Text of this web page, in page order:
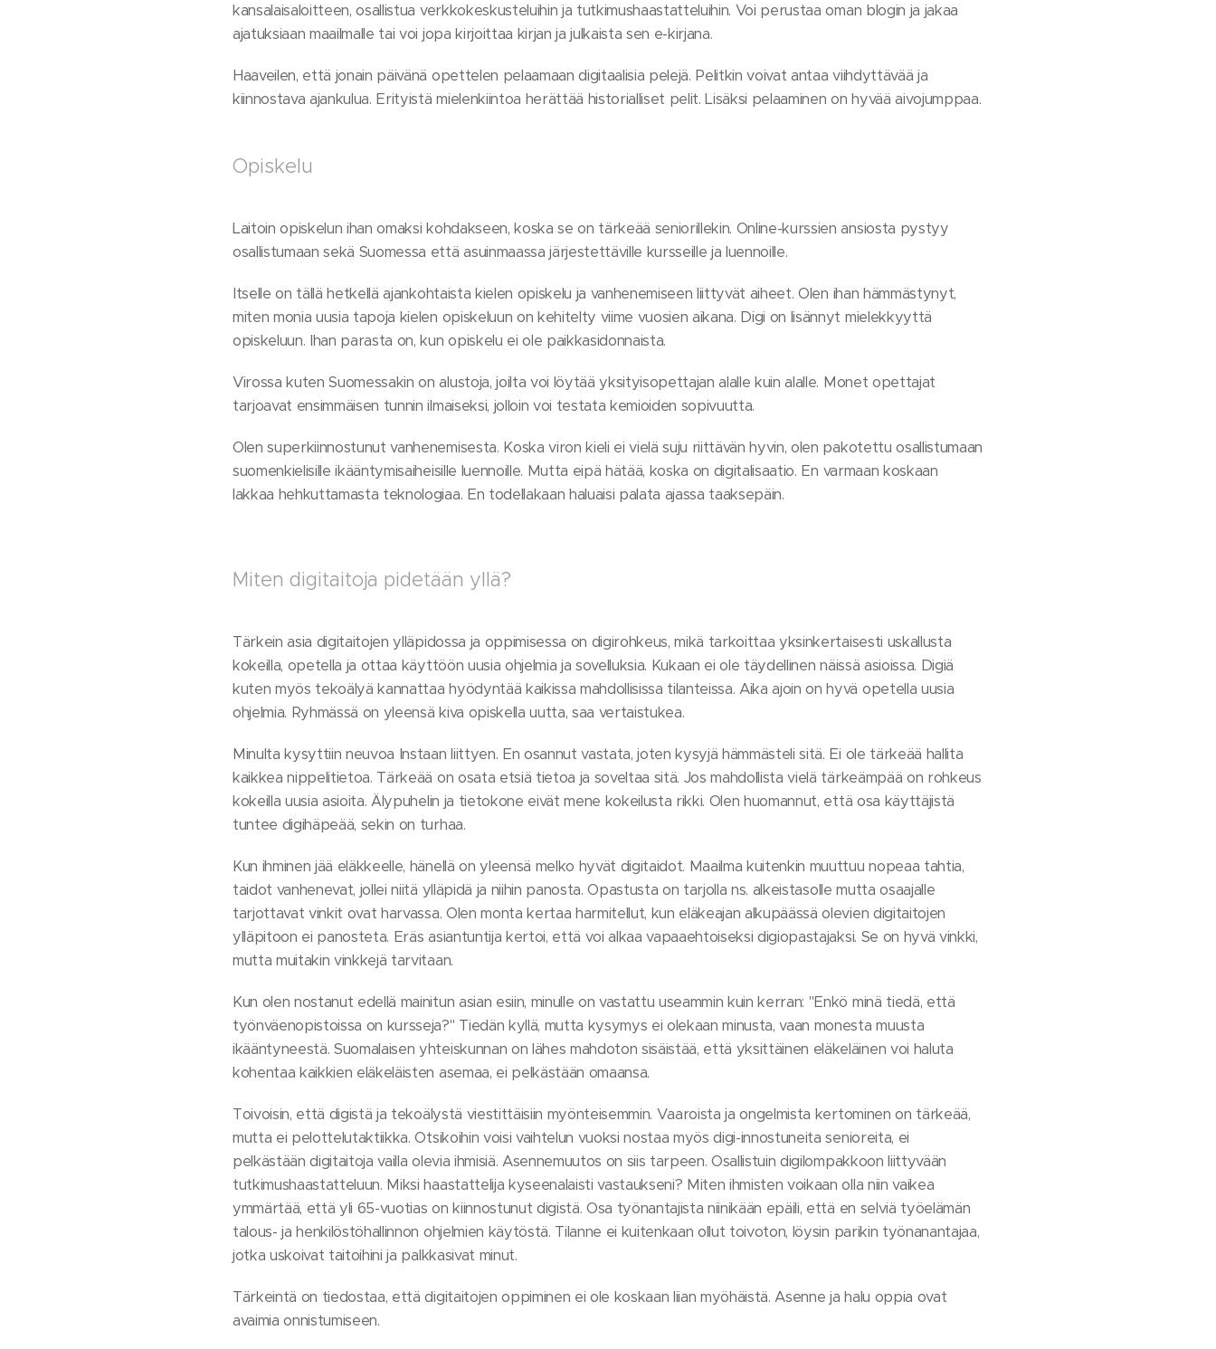
kansalaisaloitteen, osallistua verkkokeskusteluihin ja tutkimushaastatteluihin. Voi perustaa oman blogin ja jakaa
ajatuksiaan maailmalle tai voi jopa kirjoittaa kirjan ja julkaista sen e-kirjana.
Haaveilen, että jonain päivänä opettelen pelaamaan digitaalisia pelejä. Pelitkin voivat antaa viihdyttävää ja
kiinnostava ajankulua. Erityistä mielenkiintoa herättää historialliset pelit. Lisäksi pelaaminen on hyvää aivojumppaa.
Opiskelu
Laitoin opiskelun ihan omaksi kohdakseen, koska se on tärkeää seniorillekin. Online-kurssien ansiosta pystyy
osallistumaan sekä Suomessa että asuinmaassa järjestettäville kursseille ja luennoille.
Itselle on tällä hetkellä ajankohtaista kielen opiskelu ja vanhenemiseen liittyvät aiheet. Olen ihan hämmästynyt,
miten monia uusia tapoja kielen opiskeluun on kehitelty viime vuosien aikana. Digi on lisännyt mielekkyyttä
opiskeluun. Ihan parasta on, kun opiskelu ei ole paikkasidonnaista.
Virossa kuten Suomessakin on alustoja, joilta voi löytää yksityisopettajan alalle kuin alalle. Monet opettajat
tarjoavat ensimmäisen tunnin ilmaiseksi, jolloin voi testata kemioiden sopivuutta.
Olen superkiinnostunut vanhenemisesta. Koska viron kieli ei vielä suju riittävän hyvin, olen pakotettu osallistumaan
suomenkielisille ikääntymisaiheisille luennoille. Mutta eipä hätää, koska on digitalisaatio. En varmaan koskaan
lakkaa hehkuttamasta teknologiaa. En todellakaan haluaisi palata ajassa taaksepäin.
Miten digitaitoja pidetään yllä?
Tärkein asia digitaitojen ylläpidossa ja oppimisessa on digirohkeus, mikä tarkoittaa yksinkertaisesti uskallusta
kokeilla, opetella ja ottaa käyttöön uusia ohjelmia ja sovelluksia. Kukaan ei ole täydellinen näissä asioissa. Digiä
kuten myös tekoälyä kannattaa hyödyntää kaikissa mahdollisissa tilanteissa. Aika ajoin on hyvä opetella uusia
ohjelmia. Ryhmässä on yleensä kiva opiskella uutta, saa vertaistukea.
Minulta kysyttiin neuvoa Instaan liittyen. En osannut vastata, joten kysyjä hämmästeli sitä. Ei ole tärkeää hallita
kaikkea nippelitietoa. Tärkeää on osata etsiä tietoa ja soveltaa sitä. Jos mahdollista vielä tärkeämpää on rohkeus
kokeilla uusia asioita. Älypuhelin ja tietokone eivät mene kokeilusta rikki. Olen huomannut, että osa käyttäjistä
tuntee digihäpeää, sekin on turhaa.
Kun ihminen jää eläkkeelle, hänellä on yleensä melko hyvät digitaidot. Maailma kuitenkin muuttuu nopeaa tahtia,
taidot vanhenevat, jollei niitä ylläpidä ja niihin panosta. Opastusta on tarjolla ns. alkeistasolle mutta osaajalle
tarjottavat vinkit ovat harvassa. Olen monta kertaa harmitellut, kun eläkeajan alkupäässä olevien digitaitojen
ylläpitoon ei panosteta. Eräs asiantuntija kertoi, että voi alkaa vapaaehtoiseksi digiopastajaksi. Se on hyvä vinkki,
mutta muitakin vinkkejä tarvitaan.
Kun olen nostanut edellä mainitun asian esiin, minulle on vastattu useammin kuin kerran: "Enkö minä tiedä, että
työnväenopistoissa on kursseja?" Tiedän kyllä, mutta kysymys ei olekaan minusta, vaan monesta muusta
ikääntyneestä. Suomalaisen yhteiskunnan on lähes mahdoton sisäistää, että yksittäinen eläkeläinen voi haluta
kohentaa kaikkien eläkeläisten asemaa, ei pelkästään omaansa.
Toivoisin, että digistä ja tekoälystä viestittäisiin myönteisemmin. Vaaroista ja ongelmista kertominen on tärkeää,
mutta ei pelottelutaktiikka. Otsikoihin voisi vaihtelun vuoksi nostaa myös digi-innostuneita senioreita, ei
pelkästään digitaitoja vailla olevia ihmisiä. Asennemuutos on siis tarpeen. Osallistuin digilompakkoon liittyvään
tutkimushaastatteluun. Miksi haastattelija kyseenalaisti vastaukseni? Miten ihmisten voikaan olla niin vaikea
ymmärtää, että yli 65-vuotias on kiinnostunut digistä. Osa työnantajista niinikään epäili, että en selviä työelämän
talous- ja henkilöstöhallinnon ohjelmien käytöstä. Tilanne ei kuitenkaan ollut toivoton, löysin parikin työnanantajaa,
jotka uskoivat taitoihini ja palkkasivat minut.
Tärkeintä on tiedostaa, että digitaitojen oppiminen ei ole koskaan liian myöhäistä. Asenne ja halu oppia ovat
avaimia onnistumiseen.